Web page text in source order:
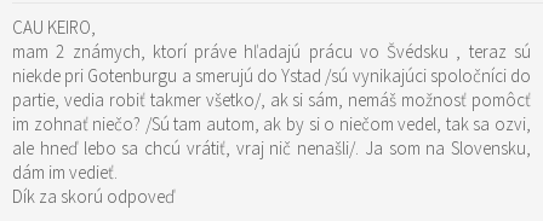
CAU KEIRO,
mam 2 známych, ktorí práve hľadajú prácu vo Švédsku , teraz sú
niekde pri Gotenburgu a smerujú do Ystad /sú vynikajúci spoločníci do
partie, vedia robiť takmer všetko/, ak si sám, nemáš možnosť pomôcť
im zohnať niečo? /Sú tam autom, ak by si o niečom vedel, tak sa ozvi,
ale hneď lebo sa chcú vrátiť, vraj nič nenašli/. Ja som na Slovensku,
dám im vedieť.
Dík za skorú odpoveď